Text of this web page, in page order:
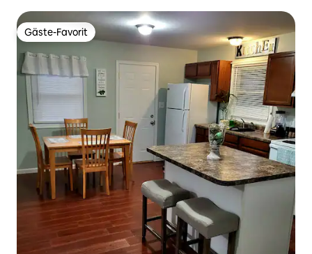
Gäste-Favorit
Gäste-Favorit